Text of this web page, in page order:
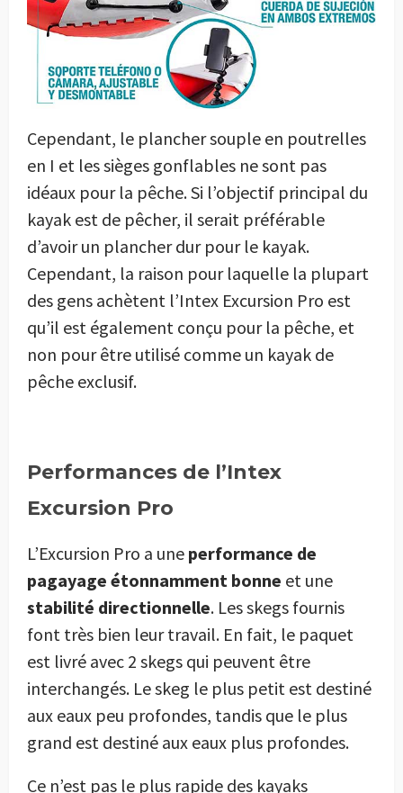
Cependant, le plancher souple en poutrelles
en I et les sièges gonflables ne sont pas
idéaux pour la pêche. Si l’objectif principal du
kayak est de pêcher, il serait préférable
d’avoir un plancher dur pour le kayak.
Cependant, la raison pour laquelle la plupart
des gens achètent l’Intex Excursion Pro est
qu’il est également conçu pour la pêche, et
non pour être utilisé comme un kayak de
pêche exclusif.
Performances de l’Intex
Excursion Pro
L’Excursion Pro a une performance de
pagayage étonnamment bonne et une
stabilité directionnelle. Les skegs fournis
font très bien leur travail. En fait, le paquet
est livré avec 2 skegs qui peuvent être
interchangés. Le skeg le plus petit est destiné
aux eaux peu profondes, tandis que le plus
grand est destiné aux eaux plus profondes.
Ce n’est pas le plus rapide des kayaks